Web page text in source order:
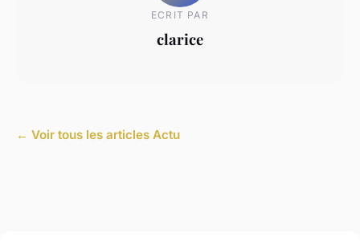
ECRIT PAR
clarice
← Voir tous les articles Actu